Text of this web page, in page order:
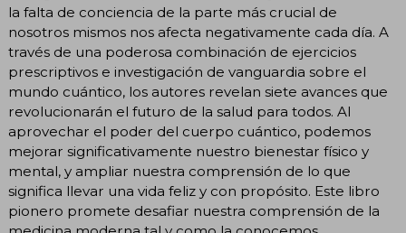
la falta de conciencia de la parte más crucial de
nosotros mismos nos afecta negativamente cada día. A
través de una poderosa combinación de ejercicios
prescriptivos e investigación de vanguardia sobre el
mundo cuántico, los autores revelan siete avances que
revolucionarán el futuro de la salud para todos. Al
aprovechar el poder del cuerpo cuántico, podemos
mejorar significativamente nuestro bienestar físico y
mental, y ampliar nuestra comprensión de lo que
significa llevar una vida feliz y con propósito. Este libro
pionero promete desafiar nuestra comprensión de la